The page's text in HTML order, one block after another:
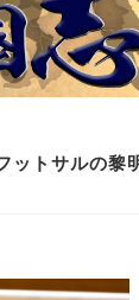
ットサルの